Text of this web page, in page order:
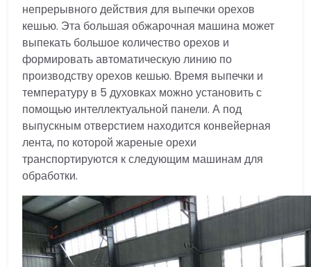
непрерывного действия для выпечки орехов
кешью. Эта большая обжарочная машина может
выпекать большое количество орехов и
формировать автоматическую линию по
производству орехов кешью. Время выпечки и
температуру в 5 духовках можно установить с
помощью интеллектуальной панели. А под
выпускным отверстием находится конвейерная
лента, по которой жареные орехи
транспортируются к следующим машинам для
обработки.